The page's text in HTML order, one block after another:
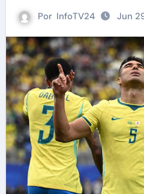
Por InfoTV24 Jun